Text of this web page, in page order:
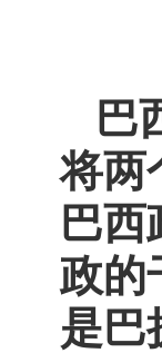
巴
将两
巴西
政的
是巴